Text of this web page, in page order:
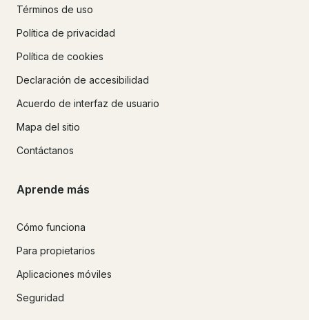
Términos de uso
Política de privacidad
Política de cookies
Declaración de accesibilidad
Acuerdo de interfaz de usuario
Mapa del sitio
Contáctanos
Aprende más
Cómo funciona
Para propietarios
Aplicaciones móviles
Seguridad